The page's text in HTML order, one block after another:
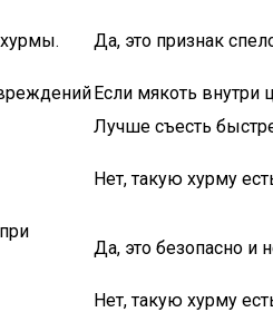
Да, это признак
Если мякоть внутри
Лучше съесть
Нет, такую хурму
Да, это безопасно и
Нет, такую хурму